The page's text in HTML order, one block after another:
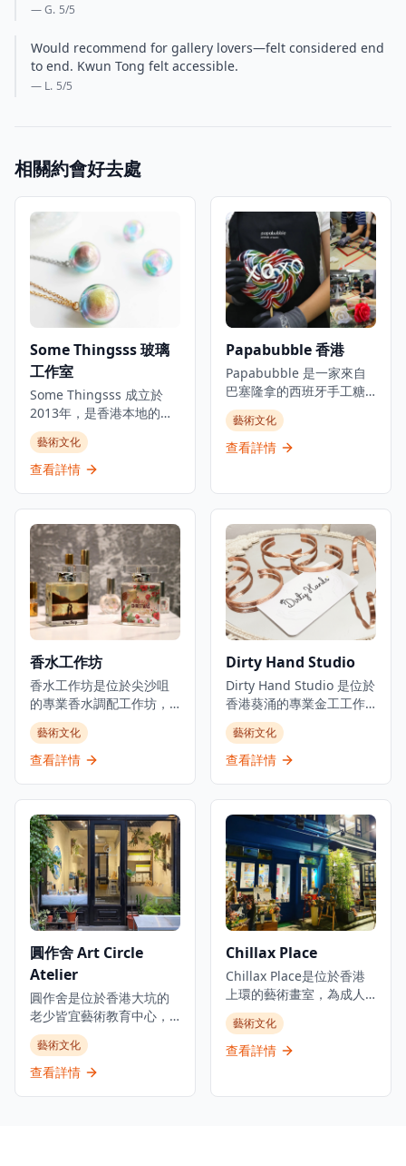
— G. 5/5
Would recommend for gallery lovers—felt considered end
to end. Kwun Tong felt accessible.
— L. 5/5
相關約會好去處
Some Thingsss 玻璃
工作室
Some Thingsss 成立於
2013年，是香港本地的手
工玻璃工作室，運用不同
的玻璃工藝創作，將玻璃
工藝融入生活。工作室通
藝術。除推出手工玻璃產
品外，開設不同主題的玻
璃工作坊，讓公眾體驗製
作玻璃藝術的樂趣。位於
大角咀的工作室提供定制
和手工玻璃產品，使其成
為香港工匠社區中獨特的
藝術文化
查看詳情
Papabubble 香港
Papabubble 是一家來自
巴塞隆拿的西班牙手工糖
果店，在香港提供手工糖
果和糖果製品。位於銅鑼
灣大坑的時尚地區，這家
果製作過程，並創造自己
的個性化糖果。
Papabubble 已成為本地
人和遊客尋找正宗西班牙
風格手工糖果和獨特糖果
體驗的熱門目的地。店內
的糖果全部採用傳統手工
製作方法，使用優質天然
食材，不添加人工色素和
防腐劑，確保每一顆糖果
都健康美味。工作坊由經
驗豐富的糖果師傅指導，
參與者可以親手製作屬於
自己的糖果，從選擇口味
供各種創意糖果禮品包裝
服務，是送禮的絕佳選
擇。無論是親子活動、朋
友聚會還是情侶約會，
Papabubble都能提供獨特
而難忘的體驗，讓您在品
嚐美味糖果的同時，感受
西班牙手工藝的魅力和創
意。
藝術文化
查看詳情
香水工作坊
香水工作坊是位於尖沙咀
的專業香水調配工作坊，
提供親手製作定制香水的
獨特體驗，是情侶約會和
創意活動的理想選擇。工
百種香精中選擇，調配屬
於自己的獨特50毫升香水
瓶。位於百利商業中心，
這個受歡迎的景點需要提
前預約，為各個水平的香
水愛好者提供親密、創意
的體驗。無論是想要學習
專屬的個人香氛，香水工
作坊都能提供難忘的體
驗。工作坊環境溫馨舒
適，適合情侶、朋友或獨
自參與，讓每位參與者都
能在專業導師的指導下探
索香水的奧秘，帶走自己
親手調配的香水作為紀
藝術文化
查看詳情
Dirty Hand Studio
Dirty Hand Studio 是位於
香港葵涌的專業金工工作
坊，提供親手製作首飾體
驗和定制工藝服務。工作
室專注於手鐲工作坊，提
message」個人化手鐲工
作坊，客人可以刻上自定
義訊息。他們還提供「扭
扭擰擰」銅手鐲工作坊，
有多種設計選擇。工作室
位於葵涌廣場附近的華業
工業大廈，結合傳統金工
獨特手工配飾和創意工作
坊體驗的理想目的地。工
作室交通便利，距離葵芳
港鐵站約2-3分鐘步行路
程。
藝術文化
查看詳情
圓作舍 Art Circle
Atelier
圓作舍是位於香港大坑的
老少皆宜藝術教育中心，
提供多元化的藝術工作坊
和課程。工作室提供全面
的藝術課程，包括水彩、
藝術文化
查看詳情
Chillax Place
Chillax Place是位於香港
上環的藝術畫室，為成人
和兒童提供輕鬆的創意空
間。工作室提供自由式藝
術畫室體驗、塑膠彩繪畫
藝術文化
查看詳情